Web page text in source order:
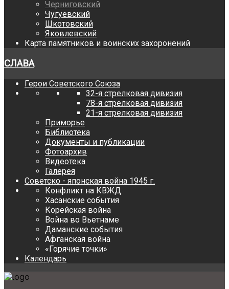
Черниговский
Чугуевский
Шкотовский
Яковлевский
Карта памятников и воинских захоронений
СЛАВА
Герои Советского Союза
32-я стрелковая дивизия
78-я стрелковая дивизия
21-я стрелковая дивизия
Приморье
Библиотека
Документы и публикации
Фотоархив
Видеотека
Галерея
Советско - японская война 1945 г.
Конфликт на КВЖД
Хасанские события
Корейская война
Война во Вьетнаме
Даманские события
Афганская война
«Горячие точки»
Календарь